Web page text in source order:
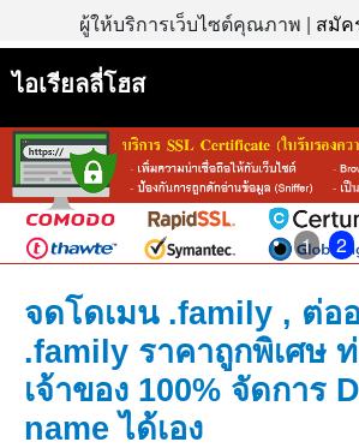
ผู้ให้บริการเว็บไซต์คุณภาพ | สมัค
ไอเรียลลี่โฮส
1 2
จดโดเมน .family , ต่อ
.family ราคาถูกพิเศษ
เจ้าของ 100% จัดการ
name ได้เอง